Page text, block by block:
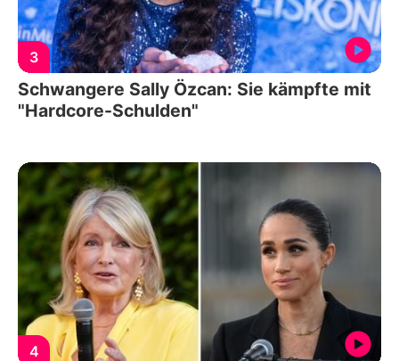
3
Schwangere Sally Özcan: Sie kämpfte mit
"Hardcore-Schulden"
4